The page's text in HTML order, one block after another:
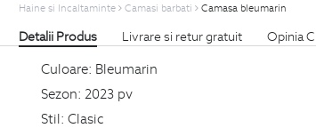
Haine si Incaltaminte Camasi barbati Camasa bleumarin
Detalii Produs Livrare si retur gratuit Opinia
Culoare: Bleumarin
Sezon: 2023 pv
Stil: Clasic